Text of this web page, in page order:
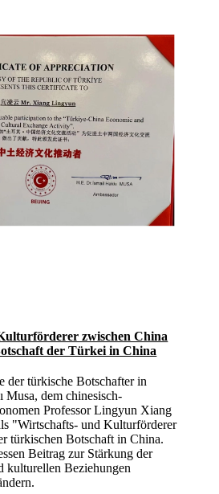
zwischen China
der Türkei in China
der türkische Botschafter in
Musa, dem chinesisch-
Professor Lingyun Xiang
"Wirtschafts- und Kulturförderer
türkischen Botschaft in China.
Beitrag zur Stärkung der
kulturellen Beziehungen